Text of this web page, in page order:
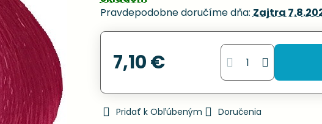
Pravdepodobne doručíme dňa:Zajtra
7,10 €
Pridať k Obľúbeným
Doručenia